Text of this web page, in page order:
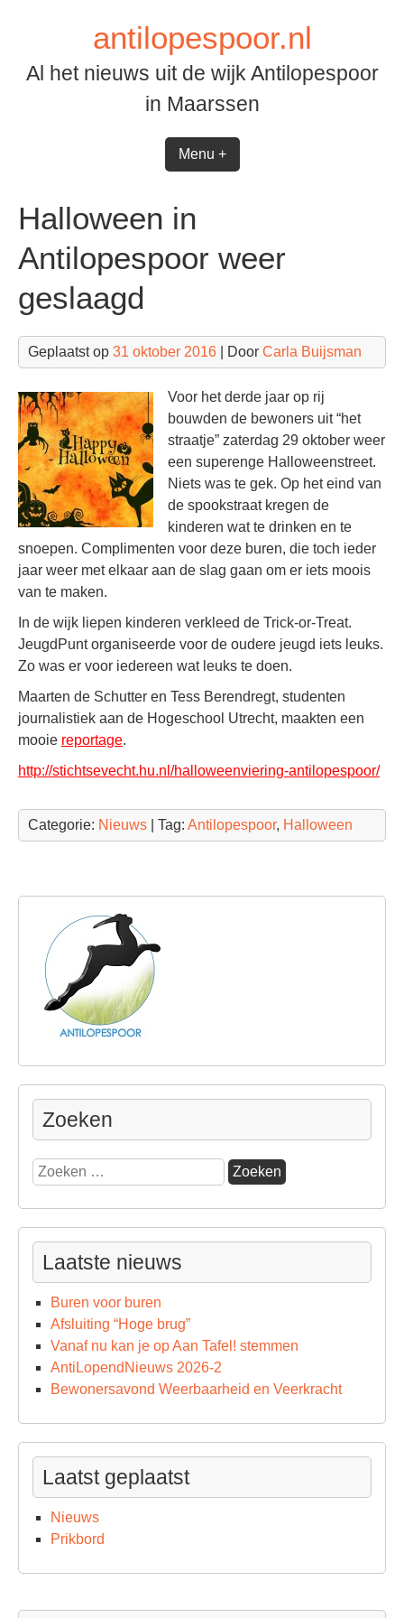
antilopespoor.nl
Al het nieuws uit de wijk Antilopespoor
in Maarssen
Menu +
Halloween in
Antilopespoor weer
geslaagd
Geplaatst op 31 oktober 2016 | Door Carla Buijsman
Voor het derde jaar op rij
bouwden de bewoners uit “het
straatje” zaterdag 29 oktober weer
een superenge Halloweenstreet.
Niets was te gek. Op het eind van
de spookstraat kregen de
kinderen wat te drinken en te
snoepen. Complimenten voor deze buren, die toch ieder
jaar weer met elkaar aan de slag gaan om er iets moois
van te maken.
In de wijk liepen kinderen verkleed de Trick-or-Treat.
JeugdPunt organiseerde voor de oudere jeugd iets leuks.
Zo was er voor iedereen wat leuks te doen.
Maarten de Schutter en Tess Berendregt, studenten
journalistiek aan de Hogeschool Utrecht, maakten een
mooie reportage.
http://stichtsevecht.hu.nl/halloweenviering-antilopespoor/
Categorie: Nieuws | Tag: Antilopespoor, Halloween
Zoeken
Zoeken
naar:
Laatste nieuws
Buren voor buren
Afsluiting “Hoge brug”
Vanaf nu kan je op Aan Tafel! stemmen
AntiLopendNieuws 2026-2
Bewonersavond Weerbaarheid en Veerkracht
Laatst geplaatst
Nieuws
Prikbord